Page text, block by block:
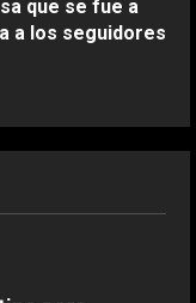
que se fue a
a los seguidores
“se cometieron